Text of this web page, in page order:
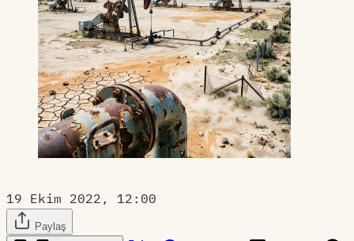
19 Ekim 2022, 12:00
Paylaş